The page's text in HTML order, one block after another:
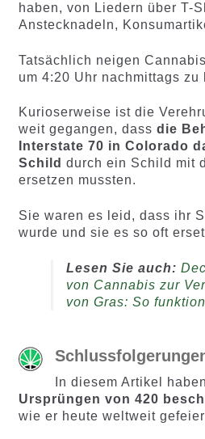
haben, von Liedern über T-
Anstecknadeln,
Tatsächlich neigen
um 4:20 Uhr nachmittags zu
Kurioserweise ist die
weit gegangen, dass die
Interstate 70 in Colorado
Schild durch ein Schild mit
ersetzen mussten.
Sie waren es leid, dass ihr
wurde und sie es so oft
Lesen Sie auch:
von Cannabis zur
von Gras: So
In diesem Artikel
Ursprüngen von 420
wie er heute weltweit